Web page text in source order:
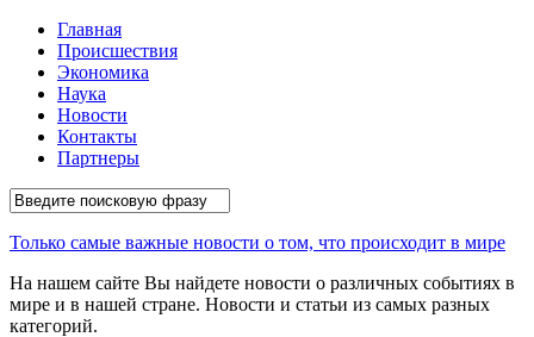
Главная
Происшествия
Экономика
Наука
Новости
Контакты
Партнеры
Только самые важные новости о том, что происходит в мире
На нашем сайте Вы найдете новости о различных событиях в
мире и в нашей стране. Новости и статьи из самых разных
категорий.